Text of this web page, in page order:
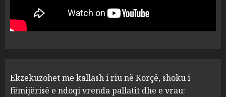
1
ndoqi vrenda pallatit dhe e
vrau: Çfarë thonë fqinjët
AUGUST 8, 2026
zjarresh në 8 qarqe
paralajmëron Instituti i
Ekzekuzohet me kallash i riu në Korçë, shoku i
fëmijërisë e ndoqi vrenda pallatit dhe e vrau: